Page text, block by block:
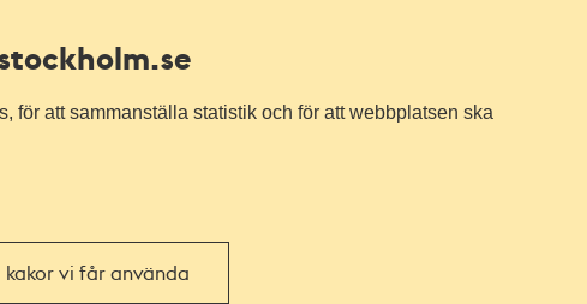
för att sammanställa statistik och för att webbplatsen ska
kakor vi får använda